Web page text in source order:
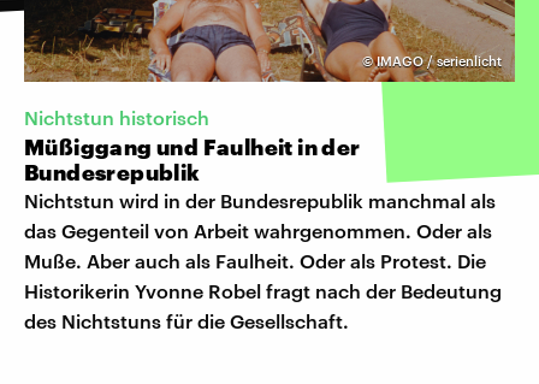
©IMAGO / serienlicht
Nichtstun historisch
Müßiggang und Faulheit in der
Bundesrepublik
Nichtstun wird in der Bundesrepublik manchmal als
das Gegenteil von Arbeit wahrgenommen. Oder als
Muße. Aber auch als Faulheit. Oder als Protest. Die
Historikerin Yvonne Robel fragt nach der Bedeutung
des Nichtstuns für die Gesellschaft.